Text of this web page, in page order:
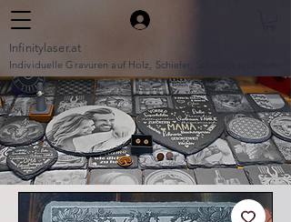
Infinitylaser.at
Individuelle Gravuren auf Holz, Schiefer, Schmuck und mehr